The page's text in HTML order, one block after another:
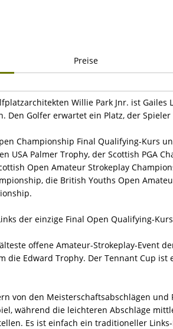
Preise
Willie Park Jnr. ist Gailes
Den Golfer erwartet ein Platz, der
Championship Final Qualifying-Kurs
USA Palmer Trophy, der Scottish PGA
Open Amateur Strokeplay
die British Youths Open
der einzige Final Open Qualifying-
offene Amateur-Strokeplay-Event
die Edward Trophy. Der Tennant Cup ist
von den Meisterschaftsabschlägen und
während die leichteren Abschläge
Es ist einfach ein traditioneller